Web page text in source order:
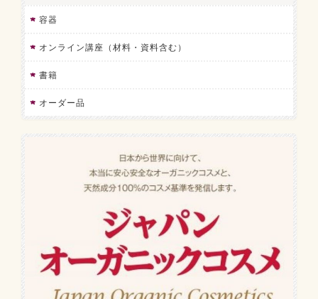
容器
オンライン講座（材料・資料含む）
書籍
オーダー品